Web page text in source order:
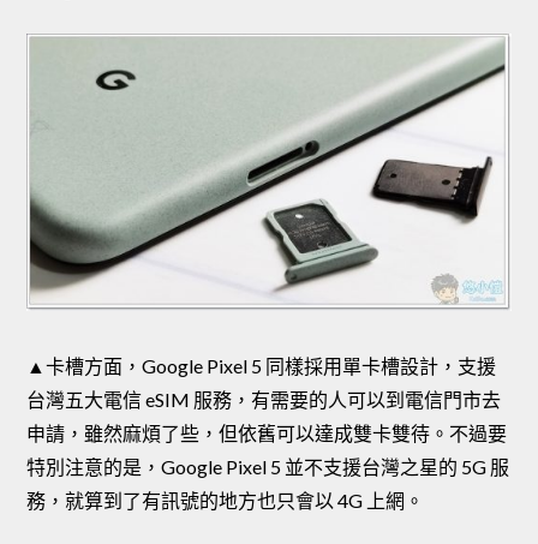
▲卡槽方面，Google Pixel 5 同樣採用單卡槽設計，支援
台灣五大電信 eSIM 服務，有需要的人可以到電信門市去
申請，雖然麻煩了些，但依舊可以達成雙卡雙待。不過要
特別注意的是，Google Pixel 5 並不支援台灣之星的 5G 服
務，就算到了有訊號的地方也只會以 4G 上網。